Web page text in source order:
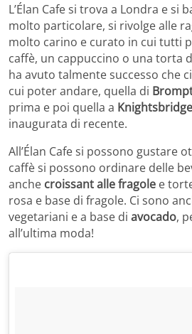
L’Élan Cafe si trova a Londra e si
molto particolare, si rivolge alle
molto carino e curato in cui tutti
caffè, un cappuccino o una torta
ha avuto talmente successo che
cui poter andare, quella di
prima e poi quella a Knightsbridge
inaugurata di recente.
All’Élan Cafe si possono gustare
caffè si possono ordinare delle
anche croissant alle fragole e
rosa e base di fragole. Ci sono
vegetariani e a base di avocado,
all’ultima moda!